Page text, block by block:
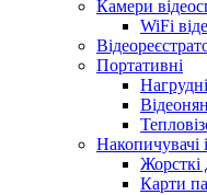
Камери
WiFi
Портативні
Накопичувачі
Жорсткі
Карти